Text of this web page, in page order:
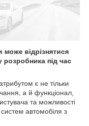
може відрізнятися
розробника під час
є не тільки
а й функціонал,
та можливості
автомобіля з